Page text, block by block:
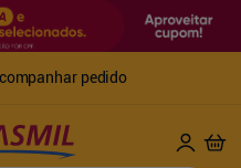
pedido